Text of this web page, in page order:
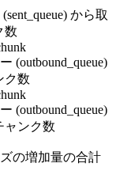
から取
数
(outbound_queue)
ク数
(outbound_queue)
ャンク数
の増加量の合計